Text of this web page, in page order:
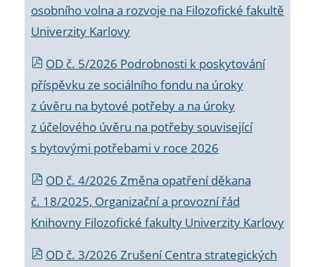
osobního volna a rozvoje na Filozofické fakultě
Univerzity Karlovy
OD č. 5/2026 Podrobnosti k poskytování
příspěvku ze sociálního fondu na úroky
z úvěru na bytové potřeby a na úroky
z účelového úvěru na potřeby související
s bytovými potřebami v roce 2026
OD č. 4/2026 Změna opatření děkana
č. 18/2025, Organizační a provozní řád
Knihovny Filozofické fakulty Univerzity Karlovy
OD č. 3/2026 Zrušení Centra strategických